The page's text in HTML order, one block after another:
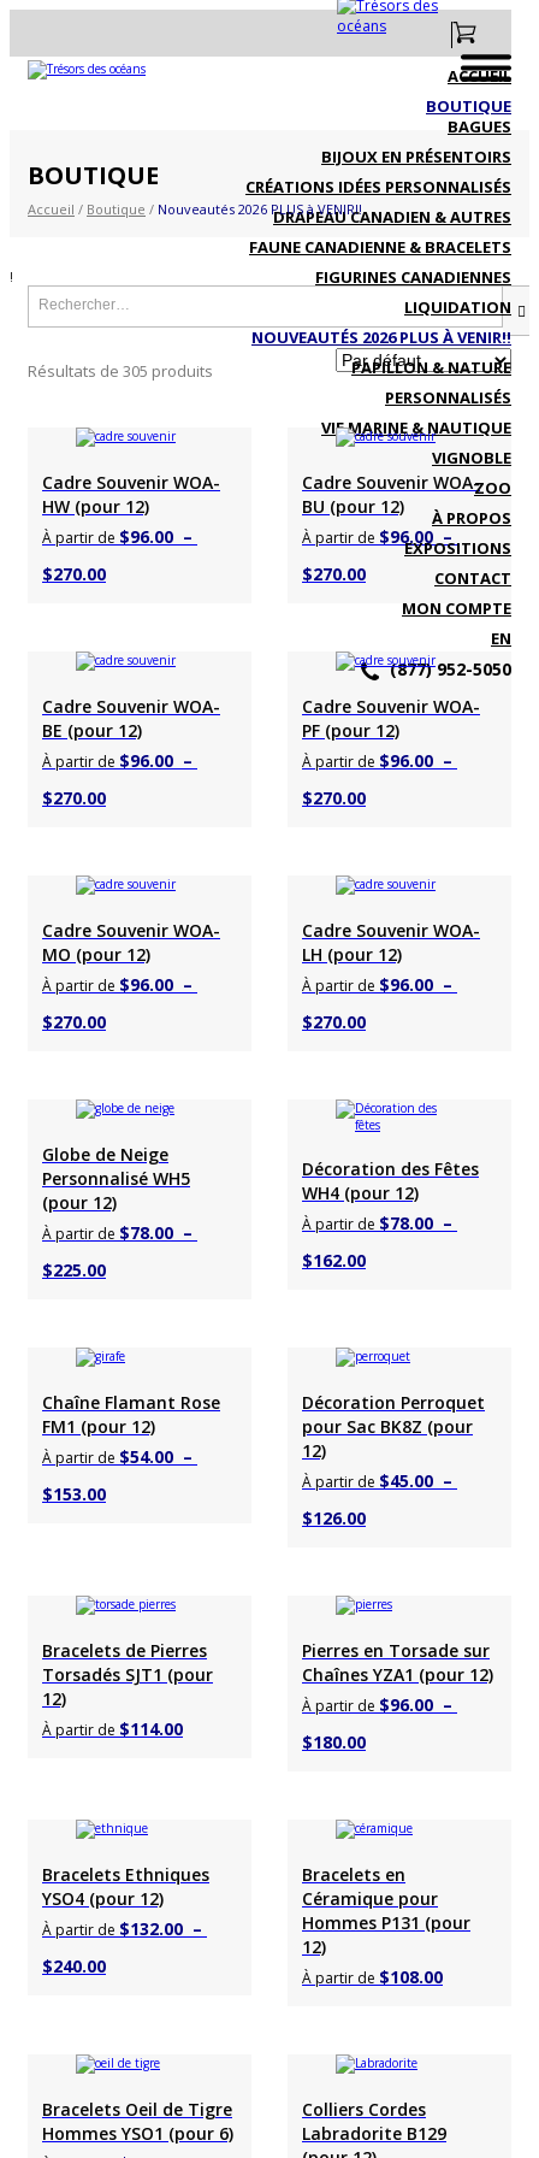
ACCUEIL
BOUTIQUE
BAGUES
BIJOUX EN PRÉSENTOIRS
CRÉATIONS IDÉES PERSONNALISÉS
DRAPEAU CANADIEN & AUTRES
FAUNE CANADIENNE & BRACELETS
FIGURINES CANADIENNES
LIQUIDATION
NOUVEAUTÉS 2026 PLUS À VENIR!!
PAPILLON & NATURE
PERSONNALISÉS
VIE MARINE & NAUTIQUE
VIGNOBLE
ZOO
À PROPOS
EXPOSITIONS
CONTACT
MON COMPTE
EN
(877) 952-5050
BOUTIQUE
Accueil / Boutique / Nouveautés 2026 PLUS à VENIR!!
!
pour
:
Résultats de 305 produits
Cadre Souvenir WOA-
HW (pour 12)
À partir de $96.00 –
$270.00Plage
à
$270.00
Choisir un produit
Cadre Souvenir WOA-
BU (pour 12)
À partir de $96.00 –
$270.00Plage
$96.00
à
$270.00
Cadre Souvenir WOA-
BE (pour 12)
À partir de $96.00 –
$270.00Plage
à
$270.00
Cadre Souvenir WOA-
PF (pour 12)
À partir de $96.00 –
$270.00Plage
à
$270.00
Cadre Souvenir WOA-
MO (pour 12)
À partir de $96.00 –
$270.00Plage
à
$270.00
Cadre Souvenir WOA-
LH (pour 12)
À partir de $96.00 –
$270.00Plage
$96.00
à
$270.00
Globe de Neige
Personnalisé WH5
(pour 12)
À partir de $78.00 –
$225.00Plage
à
$225.00
Décoration des Fêtes
WH4 (pour 12)
À partir de $78.00 –
$162.00Plage
$78.00
à
$162.00
Chaîne Flamant Rose
FM1 (pour 12)
À partir de $54.00 –
$153.00Plage
$54.00
$153.00
Décoration Perroquet
pour Sac BK8Z (pour
12)
À partir de $45.00 –
$126.00Plage
à
$126.00
Bracelets de Pierres
Torsadés SJT1 (pour
12)
À partir de $114.00
Pierres en Torsade sur
Chaînes YZA1 (pour 12)
À partir de $96.00 –
$180.00Plage
à
$180.00
Bracelets Ethniques
YSO4 (pour 12)
À partir de $132.00 –
$240.00Plage
$132.00
à
$240.00
Bracelets en
Céramique pour
Hommes P131 (pour
12)
À partir de $108.00
Bracelets Oeil de Tigre
Hommes YSO1 (pour 6)
Colliers Cordes
Labradorite B129